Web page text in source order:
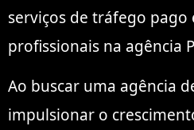
serviços de tráfego pago
profissionais na agência
Ao buscar uma agência
impulsionar o